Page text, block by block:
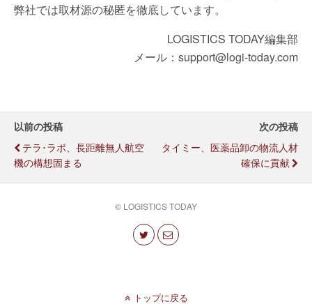
弊社では取材源の秘匿を徹底しています。
LOGISTICS TODAY編集部
メール：support@logi-today.com
以前の投稿
テラ･ラボ、長距離無人航空
機の構想固まる
次の投稿
タイミー、医薬品卸の物流人材
確保に貢献
© LOGISTICS TODAY
トップに戻る